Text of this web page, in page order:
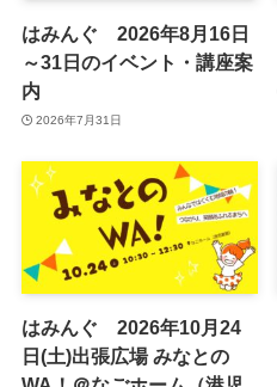
はみんぐ 2026年8月16日
～31日のイベント・講座案
内
2026年7月31日
はみんぐ 2026年10月24
日(土)出張広場 みなとの